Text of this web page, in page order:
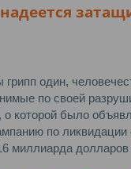
один,
по своей
которой было
по ликвидации
долларов